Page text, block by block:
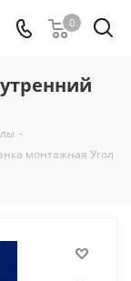
0
-
монтажная Угол